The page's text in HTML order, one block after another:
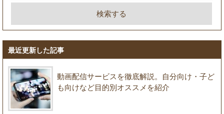
最近更新した記事
動画配信サービスを徹底解説。自分向け・子ど
も向けなど目的別オススメを紹介